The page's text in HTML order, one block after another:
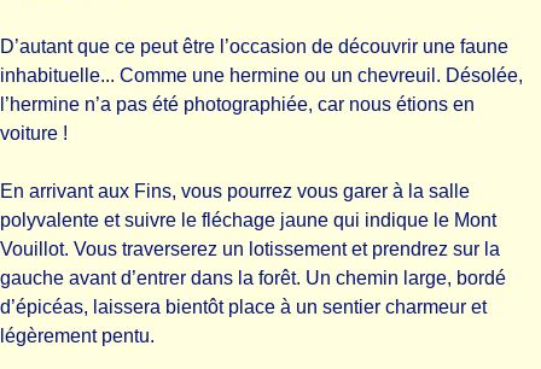
D’autant que ce peut être l’occasion de découvrir une faune
inhabituelle... Comme une hermine ou un chevreuil. Désolée,
l’hermine n’a pas été photographiée, car nous étions en
voiture !
En arrivant aux Fins, vous pourrez vous garer à la salle
polyvalente et suivre le fléchage jaune qui indique le Mont
Vouillot. Vous traverserez un lotissement et prendrez sur la
gauche avant d’entrer dans la forêt. Un chemin large, bordé
d’épicéas, laissera bientôt place à un sentier charmeur et
légèrement pentu.